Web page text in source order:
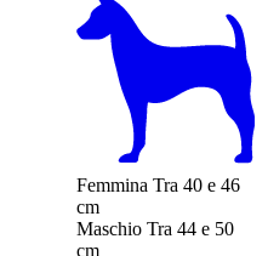
Femmina Tra 40 e 46
cm
Maschio Tra 44 e 50
cm